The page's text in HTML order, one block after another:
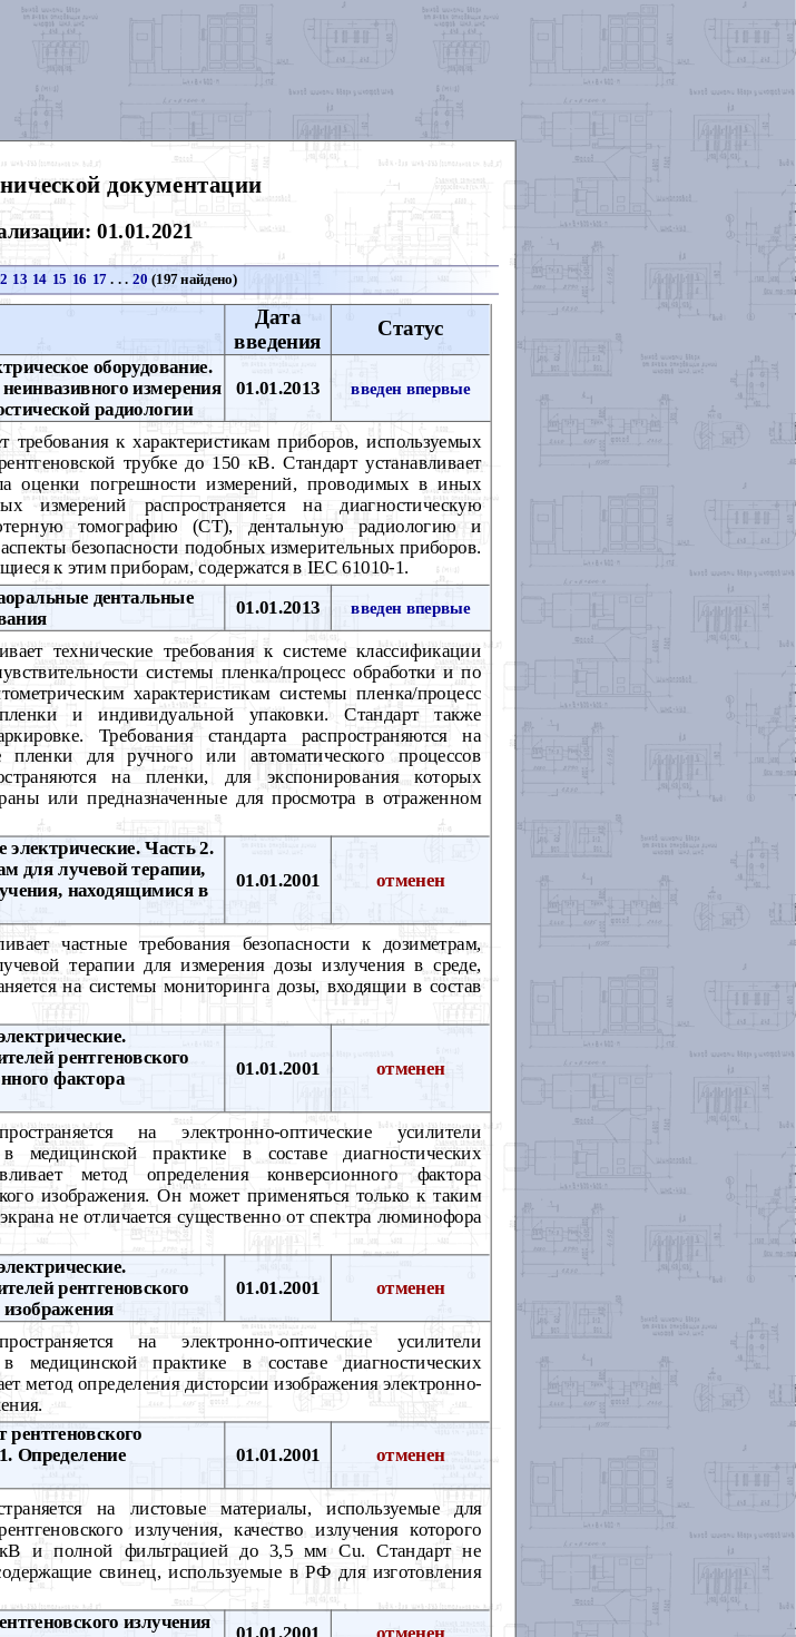
документации
01.01.2021
13 14 15 16 17 . . . 20 (197 найдено)
Дата
введения
Статус
оборудование.
измерения
радиологии
01.01.2013 введен впервые
требования к характеристикам приборов, используемых
трубке до 150 кВ. Стандарт устанавливает
оценки погрешности измерений, проводимых в иных
измерений распространяется на диагностическую
томографию (СТ), дентальную радиологию и
безопасности подобных измерительных приборов.
к этим приборам, содержатся в IEC 61010-1.
дентальные
01.01.2013 введен впервые
технические требования к системе классификации
системы пленка/процесс обработки и по
характеристикам системы пленка/процесс
и индивидуальной упаковки. Стандарт также
Требования стандарта распространяются на
пленки для ручного или автоматического процессов
на пленки, для экспонирования которых
или предназначенные для просмотра в отраженном
электрические. Часть 2.
для лучевой терапии,
находящимися в
01.01.2001 отменен
частные требования безопасности к дозиметрам,
терапии для измерения дозы излучения в среде,
на системы мониторинга дозы, входящии в состав
рентгеновского
фактора
01.01.2001 отменен
на электронно-оптические усилители
медицинской практике в составе диагностических
метод определения конверсионного фактора
изображения. Он может применяться только к таким
не отличается существенно от спектра люминофора
рентгеновского 01.01.2001 отменен
на электронно-оптические усилители
медицинской практике в составе диагностических
метод определения дисторсии изображения электронно-
Определение
01.01.2001 отменен
на листовые материалы, используемые для
излучения, качество излучения которого
и полной фильтрацией до 3,5 мм Cu. Стандарт не
свинец, используемые в РФ для изготовления
излучения
01.01.2001 отменен